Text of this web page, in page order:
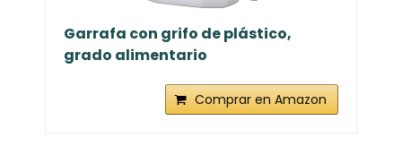
Garrafa con grifo de plástico,
grado alimentario
Comprar en Amazon